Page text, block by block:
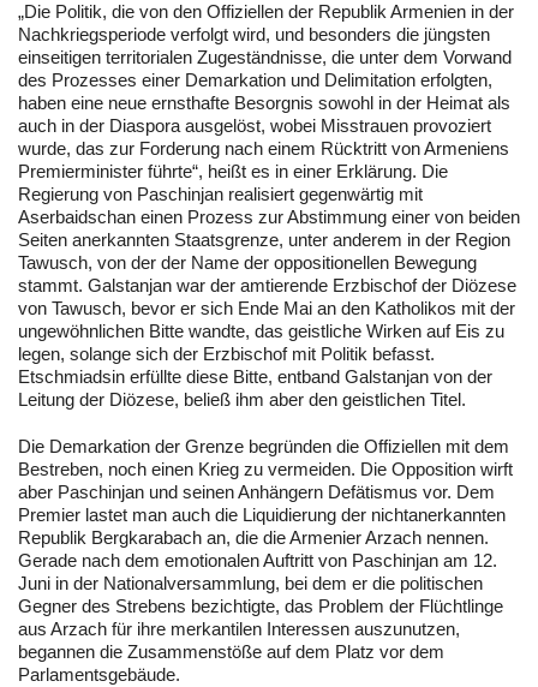
„Die Politik, die von den Offiziellen der Republik Armenien in der
Nachkriegsperiode verfolgt wird, und besonders die jüngsten
einseitigen territorialen Zugeständnisse, die unter dem Vorwand
des Prozesses einer Demarkation und Delimitation erfolgten,
haben eine neue ernsthafte Besorgnis sowohl in der Heimat als
auch in der Diaspora ausgelöst, wobei Misstrauen provoziert
wurde, das zur Forderung nach einem Rücktritt von Armeniens
Premierminister führte“, heißt es in einer Erklärung. Die
Regierung von Paschinjan realisiert gegenwärtig mit
Aserbaidschan einen Prozess zur Abstimmung einer von beiden
Seiten anerkannten Staatsgrenze, unter anderem in der Region
Tawusch, von der der Name der oppositionellen Bewegung
stammt. Galstanjan war der amtierende Erzbischof der Diözese
von Tawusch, bevor er sich Ende Mai an den Katholikos mit der
ungewöhnlichen Bitte wandte, das geistliche Wirken auf Eis zu
legen, solange sich der Erzbischof mit Politik befasst.
Etschmiadsin erfüllte diese Bitte, entband Galstanjan von der
Leitung der Diözese, beließ ihm aber den geistlichen Titel.
Die Demarkation der Grenze begründen die Offiziellen mit dem
Bestreben, noch einen Krieg zu vermeiden. Die Opposition wirft
aber Paschinjan und seinen Anhängern Defätismus vor. Dem
Premier lastet man auch die Liquidierung der nichtanerkannten
Republik Bergkarabach an, die die Armenier Arzach nennen.
Gerade nach dem emotionalen Auftritt von Paschinjan am 12.
Juni in der Nationalversammlung, bei dem er die politischen
Gegner des Strebens bezichtigte, das Problem der Flüchtlinge
aus Arzach für ihre merkantilen Interessen auszunutzen,
begannen die Zusammenstöße auf dem Platz vor dem
Parlamentsgebäude.